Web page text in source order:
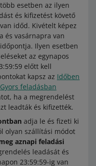
esetben az ilyen
és kifizetést követő
időd. Kivételt képez
és vasárnapra van
Ilyen esetben
az egynapos
előtt kell
kapsz az Időben
Gyors feladásban
ha a megrendelést
leadták és kifizették.
adja le és fizeti ki
olyan szállítási módot
aznapi feladási
leadását és
23:59:59-ig van